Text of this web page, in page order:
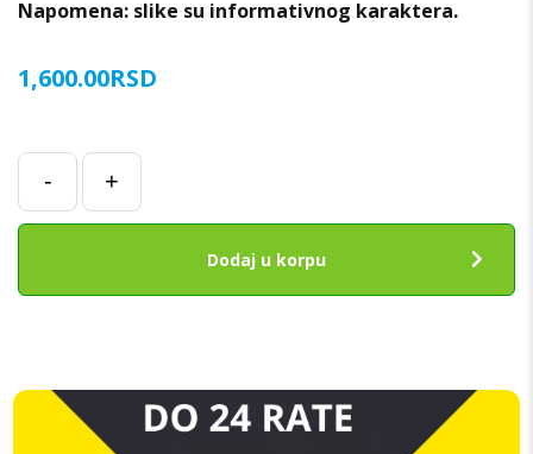
1,600.00RSD
Napomena: slike su informativnog karaktera.
-
Baterija
Huawei
+
Dodaj u korpu